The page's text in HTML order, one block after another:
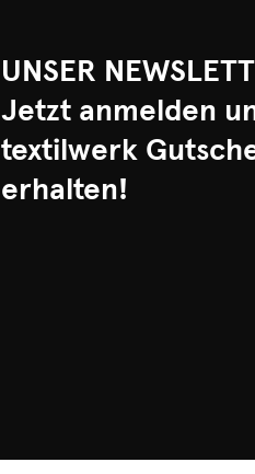
UNSER
Jetzt anmelden
textilwerk
erhalten!